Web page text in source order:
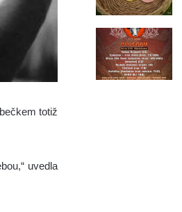
totiž
uvedla